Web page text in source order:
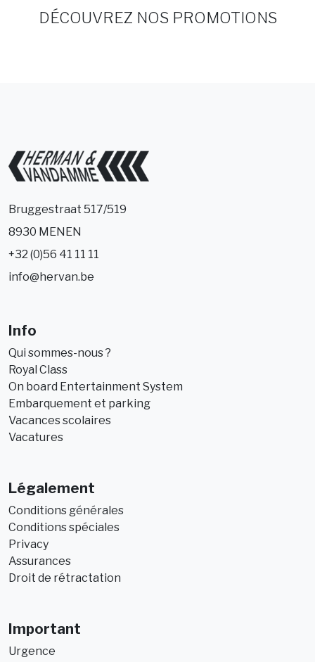
DÉCOUVREZ NOS PROMOTIONS
Bruggestraat 517/519
8930 MENEN
+32 (0)56 41 11 11
info@hervan.be
Info
Qui sommes-nous ?
Royal Class
On board Entertainment System
Embarquement et parking
Vacances scolaires
Vacatures
Légalement
Conditions générales
Conditions spéciales
Privacy
Assurances
Droit de rétractation
Important
Urgence